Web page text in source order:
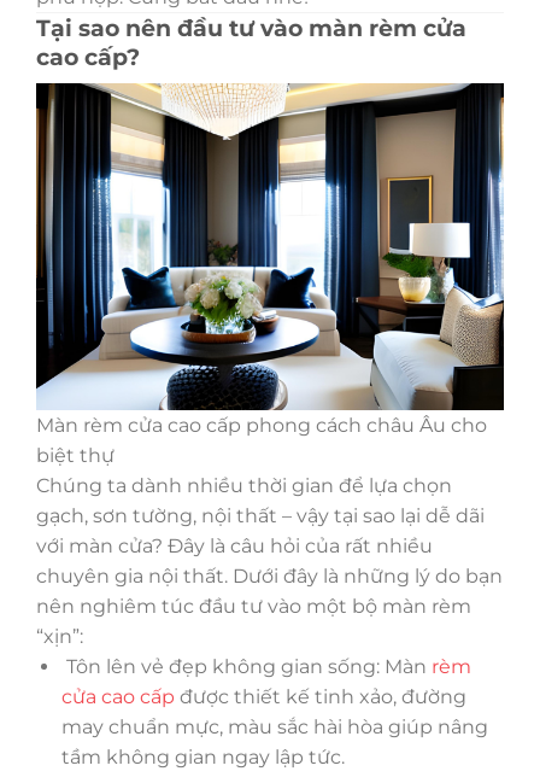
Tại sao nên đầu tư vào màn rèm cửa
cao cấp?
Màn rèm cửa cao cấp phong cách châu Âu cho
biệt thự
Chúng ta dành nhiều thời gian để lựa chọn
gạch, sơn tường, nội thất – vậy tại sao lại dễ dãi
với màn cửa? Đây là câu hỏi của rất nhiều
chuyên gia nội thất. Dưới đây là những lý do bạn
nên nghiêm túc đầu tư vào một bộ màn rèm
“xịn”:
Tôn lên vẻ đẹp không gian sống: Màn rèm
cửa cao cấp được thiết kế tinh xảo, đường
may chuẩn mực, màu sắc hài hòa giúp nâng
tầm không gian ngay lập tức.